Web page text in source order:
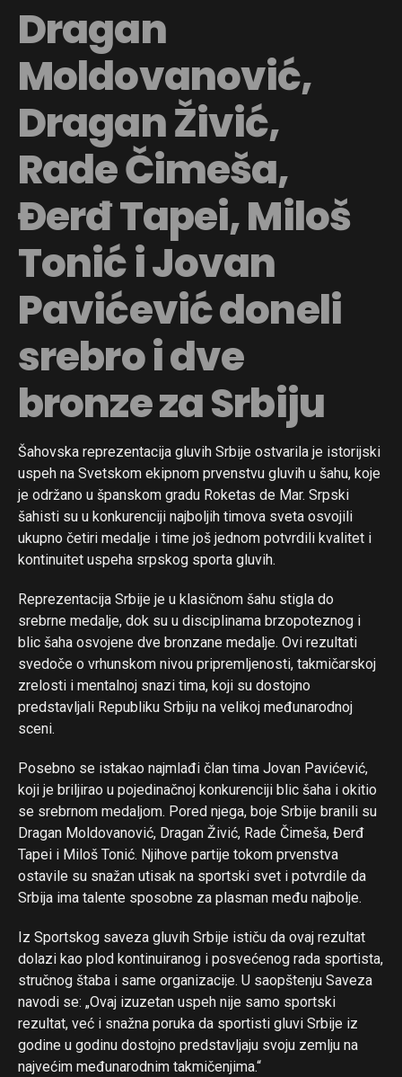
Dragan
Moldovanović,
Dragan Živić,
Rade Čimeša,
Đerđ Tapei, Miloš
Tonić i Jovan
Pavićević doneli
srebro i dve
bronze za Srbiju
Šahovska reprezentacija gluvih Srbije ostvarila je istorijski
uspeh na Svetskom ekipnom prvenstvu gluvih u šahu, koje
je održano u španskom gradu Roketas de Mar. Srpski
šahisti su u konkurenciji najboljih timova sveta osvojili
ukupno četiri medalje i time još jednom potvrdili kvalitet i
kontinuitet uspeha srpskog sporta gluvih.
Reprezentacija Srbije je u klasičnom šahu stigla do
srebrne medalje, dok su u disciplinama brzopoteznog i
blic šaha osvojene dve bronzane medalje. Ovi rezultati
svedoče o vrhunskom nivou pripremljenosti, takmičarskoj
zrelosti i mentalnoj snazi tima, koji su dostojno
predstavljali Republiku Srbiju na velikoj međunarodnoj
sceni.
Posebno se istakao najmlađi član tima Jovan Pavićević,
koji je briljirao u pojedinačnoj konkurenciji blic šaha i okitio
se srebrnom medaljom. Pored njega, boje Srbije branili su
Dragan Moldovanović, Dragan Živić, Rade Čimeša, Đerđ
Tapei i Miloš Tonić. Njihove partije tokom prvenstva
ostavile su snažan utisak na sportski svet i potvrdile da
Srbija ima talente sposobne za plasman među najbolje.
Iz Sportskog saveza gluvih Srbije ističu da ovaj rezultat
dolazi kao plod kontinuiranog i posvećenog rada sportista,
stručnog štaba i same organizacije. U saopštenju Saveza
navodi se: „Ovaj izuzetan uspeh nije samo sportski
rezultat, već i snažna poruka da sportisti gluvi Srbije iz
godine u godinu dostojno predstavljaju svoju zemlju na
najvećim međunarodnim takmičenjima.“
Flipboard
Reddit
Pinterest
Email